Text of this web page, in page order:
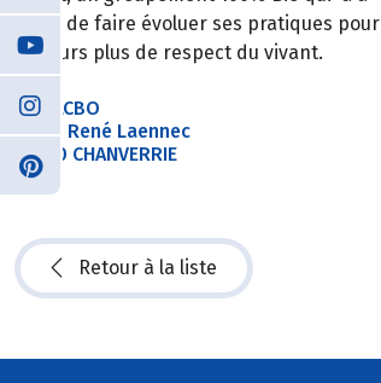
cœur de faire évoluer ses pratiques pour
toujours plus de respect du vivant.
SAS LCBO
2 Rue René Laennec
85130 CHANVERRIE
Retour à la liste